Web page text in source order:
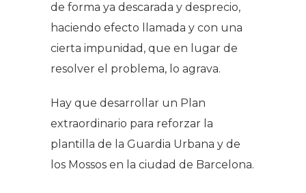
de forma ya descarada y desprecio,
haciendo efecto llamada y con una
cierta impunidad, que en lugar de
resolver el problema, lo agrava.
Hay que desarrollar un Plan
extraordinario para reforzar la
plantilla de la Guardia Urbana y de
los Mossos en la ciudad de Barcelona.